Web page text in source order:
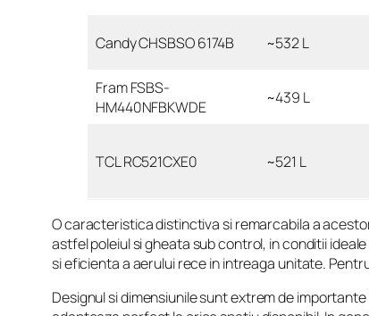
Candy CHSBSO 6174B ~532 L
Fram FSBS-
HM440NFBKWDE
~439 L
TCL RC521CXE0 ~521 L
O caracteristica distinctiva si remarcabila a
astfel poleiul si gheata sub control, in conditii
si eficienta a aerului rece in intreaga unitate.
Designul si dimensiunile sunt extrem de